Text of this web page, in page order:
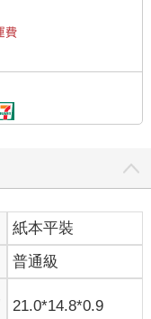
費
紙本平裝
普通級
21.0*14.8*0.9